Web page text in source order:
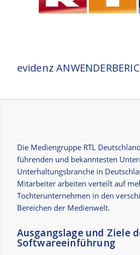
evidenz
Die Mediengruppe RTL
führenden und bekanntesten
Unterhaltungsbranche in
Mitarbeiter arbeiten verteilt auf
Tochterunternehmen in den
Bereichen der Medienwelt.
Ausgangslage und Ziele
Softwareeinführung